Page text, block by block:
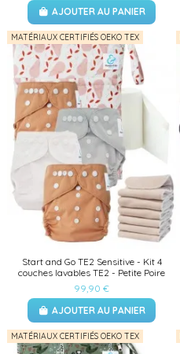
AJOUTER AU PANIER
MATÉRIAUX CERTIFIÉS OEKO TEX
Start and Go TE2 Sensitive - Kit 4
couches lavables TE2 - Petite Poire
99,90 €
AJOUTER AU PANIER
MATÉRIAUX CERTIFIÉS OEKO TEX